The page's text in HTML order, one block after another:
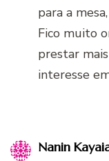
para a
Fico muito
prestar
interesse
Nanin